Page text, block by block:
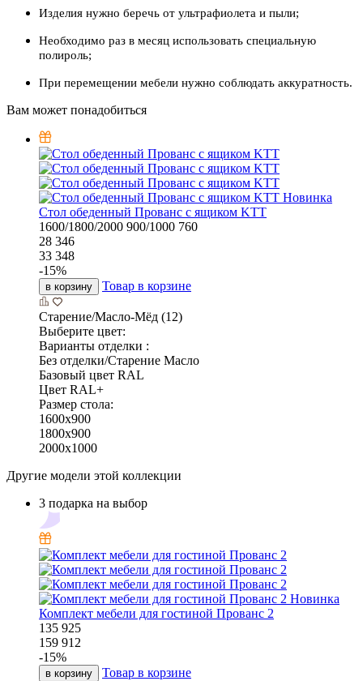
Изделия нужно беречь от ультрафиолета и пыли;
Необходимо раз в месяц использовать специальную
полироль;
При перемещении мебели нужно соблюдать аккуратность.
Вам может понадобиться
Новинка
Стол обеденный Прованс с ящиком KTT
1600/1800/2000 900/1000 760
28 346
33 348
-15%
в корзину Товар в корзине
Старение/Масло-Мёд (12)
Выберите цвет:
Варианты отделки :
Без отделки/Старение Масло
Базовый цвет RAL
Цвет RAL+
Размер стола:
1600х900
1800х900
2000х1000
Другие модели этой коллекции
3 подарка на выбор
Новинка
Комплект мебели для гостиной Прованс 2
135 925
159 912
-15%
в корзину Товар в корзине